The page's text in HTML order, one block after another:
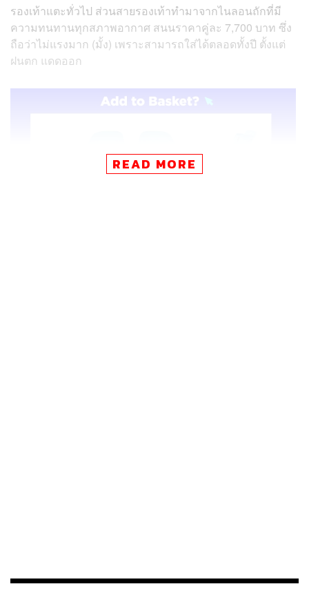
รองเท้าแตะทั่วไป ส่วนสายรองเท้าทำมาจากไนลอนถักที่มี
ความทนทานทุกสภาพอากาศ สนนราคาคู่ละ 7,700 บาท ซึ่ง
ถือว่าไม่แรงมาก (มั้ง) เพราะสามารถใส่ได้ตลอดทั้งปี ตั้งแต่
ฝนตก แดดออก
READ MORE